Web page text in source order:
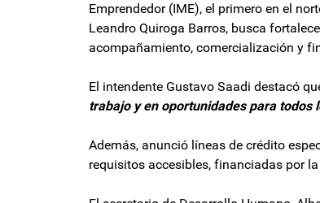
Emprendedor (IME), el primero en el
Leandro Quiroga Barros, busca
acompañamiento, comercialización y
El intendente Gustavo Saadi destacó
trabajo y en oportunidades para todos
Además, anunció líneas de crédito
requisitos accesibles, financiadas por